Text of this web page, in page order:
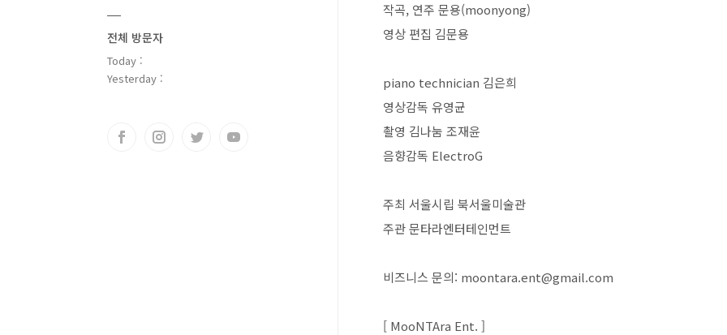
작곡, 연주 문용(moonyong)
영상 편집 김문용
piano technician 김은희
영상감독 유영균
촬영 김나눔 조재윤
음향감독 ElectroG
주최 서울시립 북서울미술관
주관 문타라엔터테인먼트
비즈니스 문의: moontara.ent@gmail.com
[ MooNTAra Ent. ]
전체 방문자
Today :
Yesterday :